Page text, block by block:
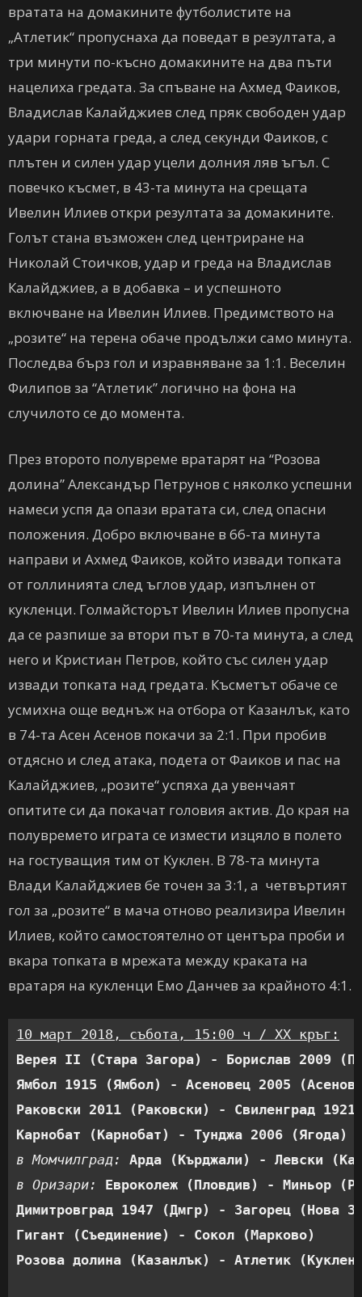
вратата на домакините футболистите на
„Атлетик“ пропуснаха да поведат в резултата, а
три минути по-късно домакините на два пъти
нацелиха гредата. За спъване на Ахмед Фаиков,
Владислав Калайджиев след пряк свободен удар
удари горната греда, а след секунди Фаиков, с
плътен и силен удар уцели долния ляв ъгъл. С
повечко късмет, в 43-та минута на срещата
Ивелин Илиев откри резултата за домакините.
Голът стана възможен след центриране на
Николай Стоичков, удар и греда на Владислав
Калайджиев, а в добавка – и успешното
включване на Ивелин Илиев. Предимството на
„розите“ на терена обаче продължи само минута.
Последва бърз гол и изравняване за 1:1. Веселин
Филипов за “Атлетик” логично на фона на
случилото се до момента.
През второто полувреме вратарят на “Розова
долина” Александър Петрунов с няколко успешни
намеси успя да опази вратата си, след опасни
положения. Добро включване в 66-та минута
направи и Ахмед Фаиков, който извади топката
от голлинията след ъглов удар, изпълнен от
кукленци. Голмайсторът Ивелин Илиев пропусна
да се разпише за втори път в 70-та минута, а след
него и Кристиан Петров, който със силен удар
извади топката над гредата. Късметът обаче се
усмихна още веднъж на отбора от Казанлък, като
в 74-та Асен Асенов покачи за 2:1. При пробив
отдясно и след атака, подета от Фаиков и пас на
Калайджиев, „розите“ успяха да увенчаят
опитите си да покачат головия актив. До края на
полувремето играта се измести изцяло в полето
на гостуващия тим от Куклен. В 78-та минута
Влади Калайджиев бе точен за 3:1, а четвъртият
гол за „розите“ в мача отново реализира Ивелин
Илиев, който самостоятелно от центъра проби и
вкара топката в мрежата между краката на
вратаря на кукленци Емо Данчев за крайното 4:1.
10 март 2018, събота, 15:00 ч / XX кръг:
Верея II (Стара Загора) - Борислав 2009
Ямбол 1915 (Ямбол) - Асеновец 2005
Раковски 2011 (Раковски) - Свиленград
Карнобат (Карнобат) - Тунджа 2006
в Момчилград: Арда (Кърджали) - Левски
в Оризари: Евроколеж (Пловдив) -
Димитровград 1947 (Дмгр) - Загорец
Гигант (Съединение) - Сокол
Розова долина (Казанлък) - Атлетик